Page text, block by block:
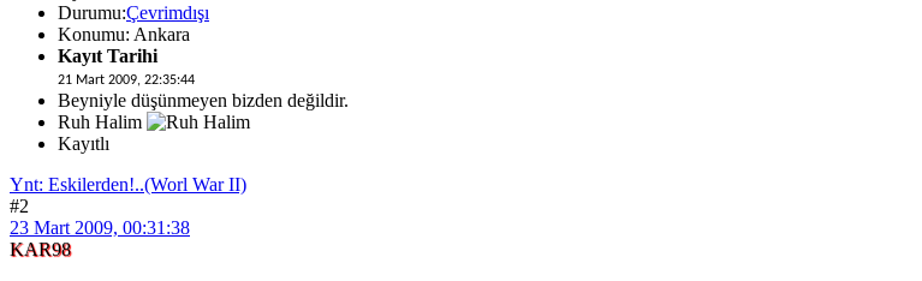
Durumu:Çevrimdışı
Konumu: Ankara
Kayıt Tarihi
21 Mart 2009, 22:35:44
Beyniyle düşünmeyen bizden değildir.
Ruh Halim
Kayıtlı
Ynt: Eskilerden!..(Worl War II)
#2
23 Mart 2009, 00:31:38
KAR98